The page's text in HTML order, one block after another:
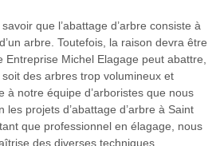
que l’abattage d’arbre consiste à
arbre. Toutefois, la raison devra être
Entreprise Michel Elagage peut abattre,
des arbres trop volumineux et
à notre équipe d’arboristes que nous
projets d’abattage d’arbre à Saint
que professionnel en élagage, nous
des diverses techniques